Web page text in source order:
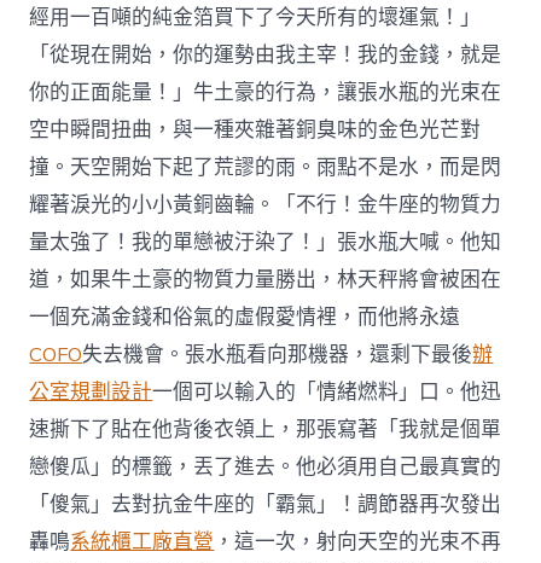
經用一百噸的純金箔買下了今天所有的壞運氣！」
「從現在開始，你的運勢由我主宰！我的金錢，就是
你的正面能量！」牛土豪的行為，讓張水瓶的光束在
空中瞬間扭曲，與一種夾雜著銅臭味的金色光芒對
撞。天空開始下起了荒謬的雨。雨點不是水，而是閃
耀著淚光的小小黃銅齒輪。「不行！金牛座的物質力
量太強了！我的單戀被汙染了！」張水瓶大喊。他知
道，如果牛土豪的物質力量勝出，林天秤將會被困在
一個充滿金錢和俗氣的虛假愛情裡，而他將永遠
COFO失去機會。張水瓶看向那機器，還剩下最後辦
公室規劃設計一個可以輸入的「情緒燃料」口。他迅
速撕下了貼在他背後衣領上，那張寫著「我就是個單
戀傻瓜」的標籤，丟了進去。他必須用自己最真實的
「傻氣」去對抗金牛座的「霸氣」！調節器再次發出
轟鳴系統櫃工廠直營 ，這一次，射向天空的光束不再